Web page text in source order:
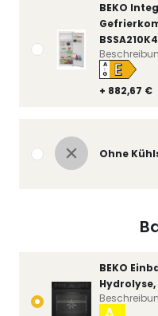
BEKO
+ 882,67 €
A
↑
G E
Ohne
BEKO
Hydrolyse,